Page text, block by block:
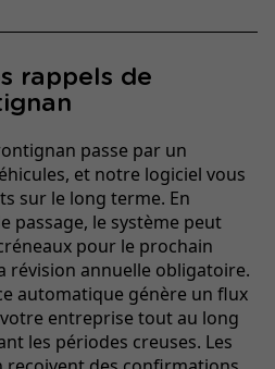
rappels de
passe par un
et notre logiciel vous
sur le long terme. En
passage, le système peut
pour le prochain
révision annuelle obligatoire.
automatique génère un flux
entreprise tout au long
les périodes creuses. Les